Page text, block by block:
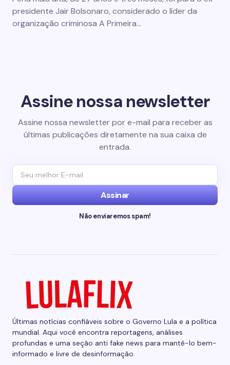
presidente Jair Bolsonaro, considerado o líder da
organização criminosa A Primeira…
Assine nossa newsletter
Assine nossa newsletter por e-mail para receber as
últimas publicações diretamente na sua caixa de
entrada.
Assinar
Não enviaremos spam!
Últimas notícias confiáveis sobre o Governo Lula e a política
mundial. Aqui você encontra reportagens, análises
profundas e uma seção anti fake news para mantê-lo bem-
informado e livre de desinformação.